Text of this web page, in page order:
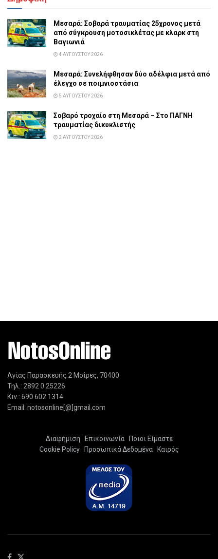
Μεσαρά: Σοβαρά τραυματίας 25χρονος μετά
από σύγκρουση μοτοσικλέτας με κλαρκ στη
Βαγιωνιά
4 ΑΥΓΟΎΣΤΟΥ 2026
Μεσαρά: Συνελήφθησαν δύο αδέλφια μετά από
έλεγχο σε ποιμνιοστάσια
5 ΑΥΓΟΎΣΤΟΥ 2026
Σοβαρό τροχαίο στη Μεσαρά – Στο ΠΑΓΝΗ
τραυματίας δικυκλιστής
2 ΑΥΓΟΎΣΤΟΥ 2026
Αγίας Παρασκευής 2 Μοίρες, 70400
Τηλ.: 2892 0 25226
Κιν.: 690 602 1314
Email: notosonline[@]gmail.com
Διαφήμιση Επικοινωνία Ποιοι Είμαστε
Cookie Policy Προσωπικά Δεδομένα Καιρός